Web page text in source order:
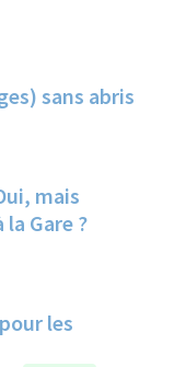
sans abris
mais
Gare ?
les